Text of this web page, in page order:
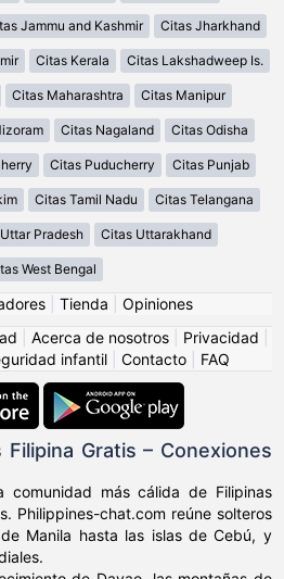
Jammu and Kashmir Citas Jharkhand
Citas Kerala Citas Lakshadweep Is.
Citas Maharashtra Citas Manipur
Citas Nagaland Citas Odisha
Citas Puducherry Citas Punjab
Citas Tamil Nadu Citas Telangana
Pradesh Citas Uttarakhand
West Bengal
Tienda
Opiniones
Acerca de nosotros Privacidad
infantil Contacto FAQ
Gratis – Conexiones
comunidad más cálida de Filipinas
Philippines-chat.com reúne solteros
Manila hasta las islas de Cebú, y